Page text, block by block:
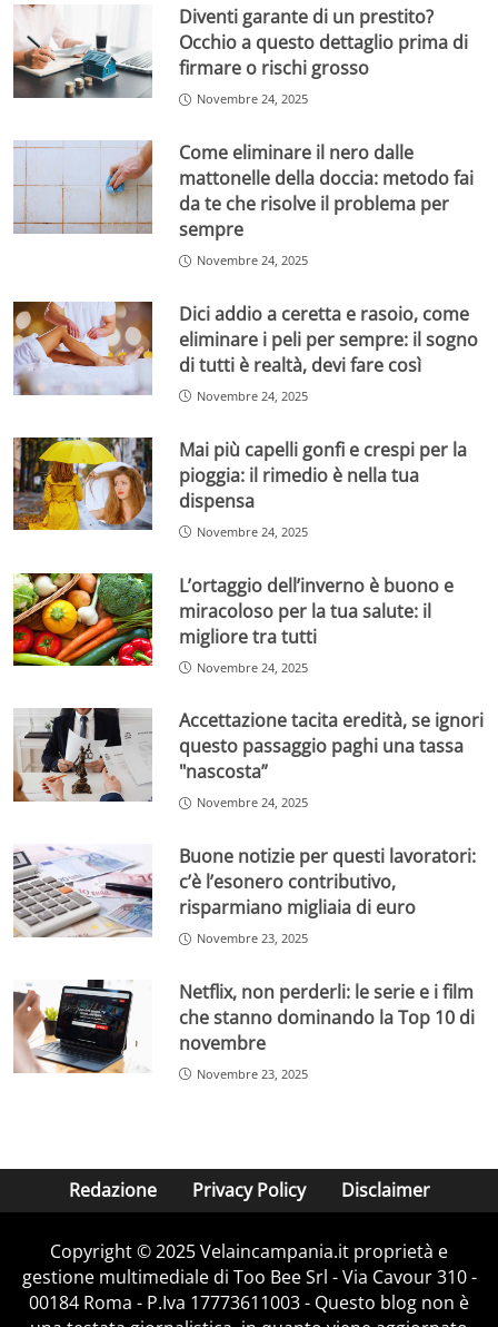
Diventi garante di un prestito?
Occhio a questo dettaglio prima di
firmare o rischi grosso
Novembre 24, 2025
Come eliminare il nero dalle
mattonelle della doccia: metodo fai
da te che risolve il problema per
sempre
Novembre 24, 2025
Dici addio a ceretta e rasoio, come
eliminare i peli per sempre: il sogno
di tutti è realtà, devi fare così
Novembre 24, 2025
Mai più capelli gonfi e crespi per la
pioggia: il rimedio è nella tua
dispensa
Novembre 24, 2025
L’ortaggio dell’inverno è buono e
miracoloso per la tua salute: il
migliore tra tutti
Novembre 24, 2025
Accettazione tacita eredità, se ignori
questo passaggio paghi una tassa
"nascosta”
Novembre 24, 2025
Buone notizie per questi lavoratori:
c’è l’esonero contributivo,
risparmiano migliaia di euro
Novembre 23, 2025
Netflix, non perderli: le serie e i film
che stanno dominando la Top 10 di
novembre
Novembre 23, 2025
Redazione Privacy Policy Disclaimer
Copyright © 2025 Velaincampania.it proprietà e
gestione multimediale di Too Bee Srl - Via Cavour 310 -
00184 Roma - P.Iva 17773611003 - Questo blog non è